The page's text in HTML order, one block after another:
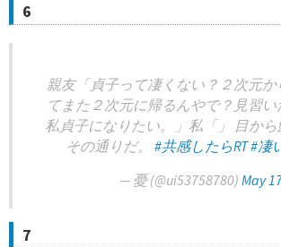
6
親友「貞子って凄くない？２次元
てまた２次元に帰るんやで？見習い
私貞子になりたい。」私「」 目か
その通りだ。 #共感したらRT#凄
— 憂 (@ui53758780) May
7